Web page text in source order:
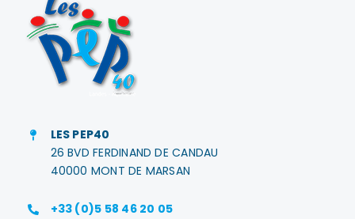
LES PEP40
26 BVD FERDINAND DE CANDAU
40000 MONT DE MARSAN
+33 (0)5 58 46 20 05